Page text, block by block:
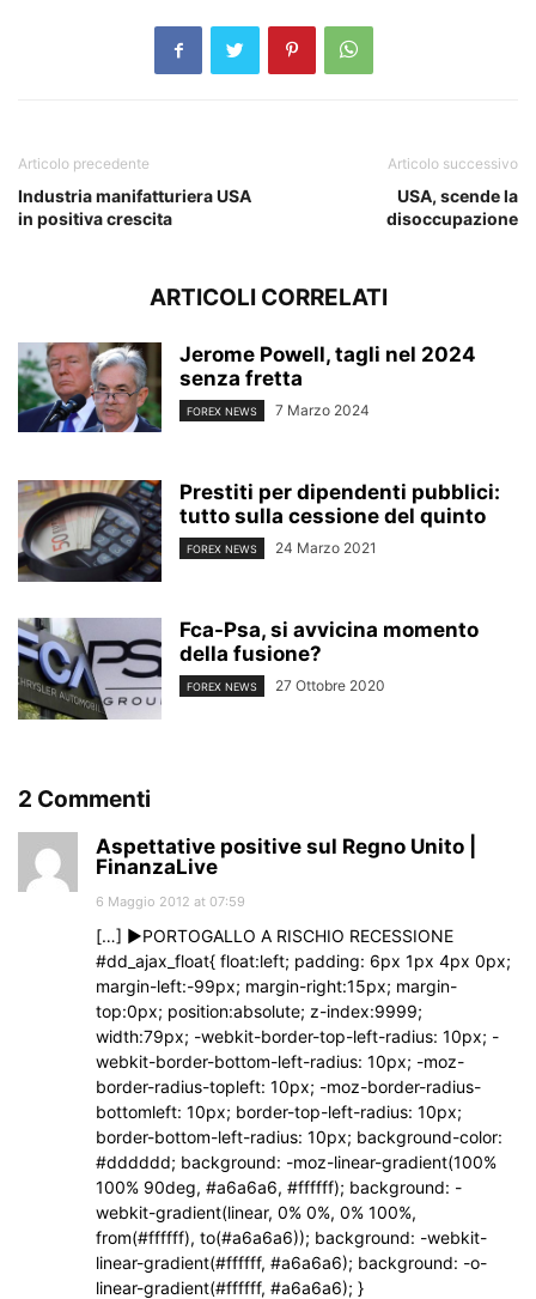
Articolo precedente
Industria manifatturiera USA
in positiva crescita
Articolo successivo
USA, scende la
disoccupazione
ARTICOLI CORRELATI
Jerome Powell, tagli nel 2024
senza fretta
FOREX NEWS 7 Marzo 2024
Prestiti per dipendenti pubblici:
tutto sulla cessione del quinto
FOREX NEWS 24 Marzo 2021
Fca-Psa, si avvicina momento
della fusione?
FOREX NEWS 27 Ottobre 2020
2 Commenti
Aspettative positive sul Regno Unito |
FinanzaLive
6 Maggio 2012 at 07:59
[…] ►PORTOGALLO A RISCHIO RECESSIONE
#dd_ajax_float{ float:left; padding: 6px 1px 4px 0px;
margin-left:-99px; margin-right:15px; margin-
top:0px; position:absolute; z-index:9999;
width:79px; -webkit-border-top-left-radius: 10px; -
webkit-border-bottom-left-radius: 10px; -moz-
border-radius-topleft: 10px; -moz-border-radius-
bottomleft: 10px; border-top-left-radius: 10px;
border-bottom-left-radius: 10px; background-color:
#dddddd; background: -moz-linear-gradient(100%
100% 90deg, #a6a6a6, #ffffff); background: -
webkit-gradient(linear, 0% 0%, 0% 100%,
from(#ffffff), to(#a6a6a6)); background: -webkit-
linear-gradient(#ffffff, #a6a6a6); background: -o-
linear-gradient(#ffffff, #a6a6a6); }